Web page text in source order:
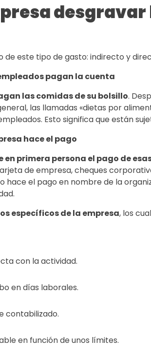
de este tipo de gasto: indirecto y
pagan la cuenta
las comidas de su bolsillo.
las llamadas «dietas por
Esto significa que están
hace el pago
en primera persona el pago de
de empresa, cheques
hace el pago en nombre de la
específicos de la empresa, los
con la actividad.
en días laborales.
contabilizado.
en función de unos límites.